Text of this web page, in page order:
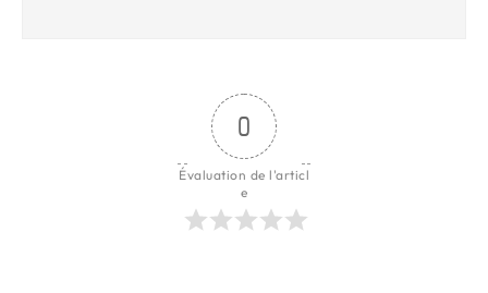
0
Évaluation de l'articl
e